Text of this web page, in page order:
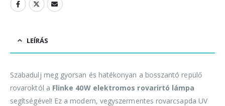
LEÍRÁS
Szabadulj meg gyorsan és hatékonyan a bosszantó repülő
rovaroktól a Flinke 40W elektromos rovarirtó lámpa
segítségével! Ez a modern, vegyszermentes rovarcsapda UV